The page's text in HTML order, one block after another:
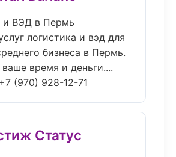
и ВЭД в Пермь
логистика и вэд для
бизнеса в Пермь.
время и деньги....
+7 (970) 928-12-71
Статус